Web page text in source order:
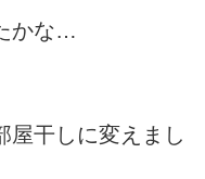
かな…
屋干しに変えまし